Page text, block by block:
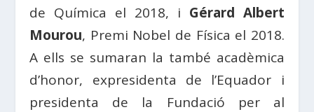
de Química el 2018, i Gérard Albert
Mourou, Premi Nobel de Física el 2018.
A ells se sumaran la també acadèmica
d’honor, expresidenta de l’Equador i
presidenta de la Fundació per al